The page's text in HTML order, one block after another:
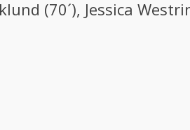
(70´), Jessica